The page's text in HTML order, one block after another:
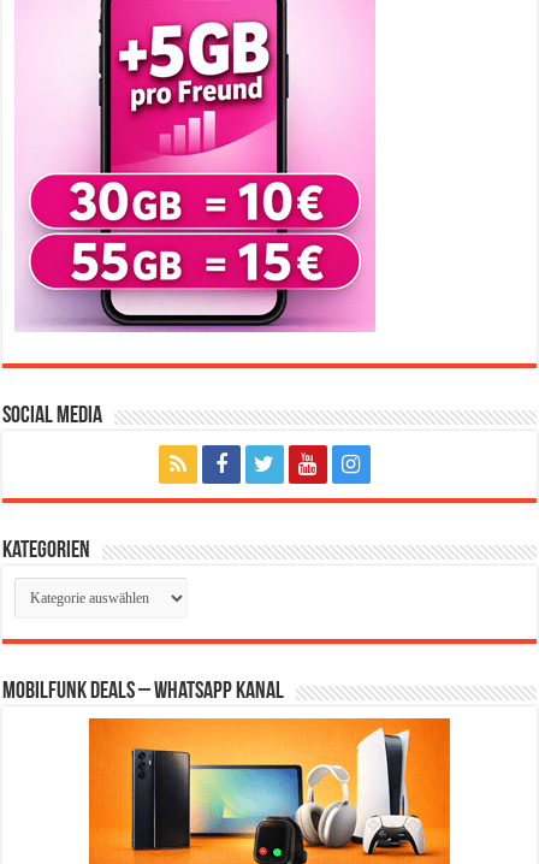
Social Media
Kategorien
Kategorien
Mobilfunk Deals – WhatsApp Kanal